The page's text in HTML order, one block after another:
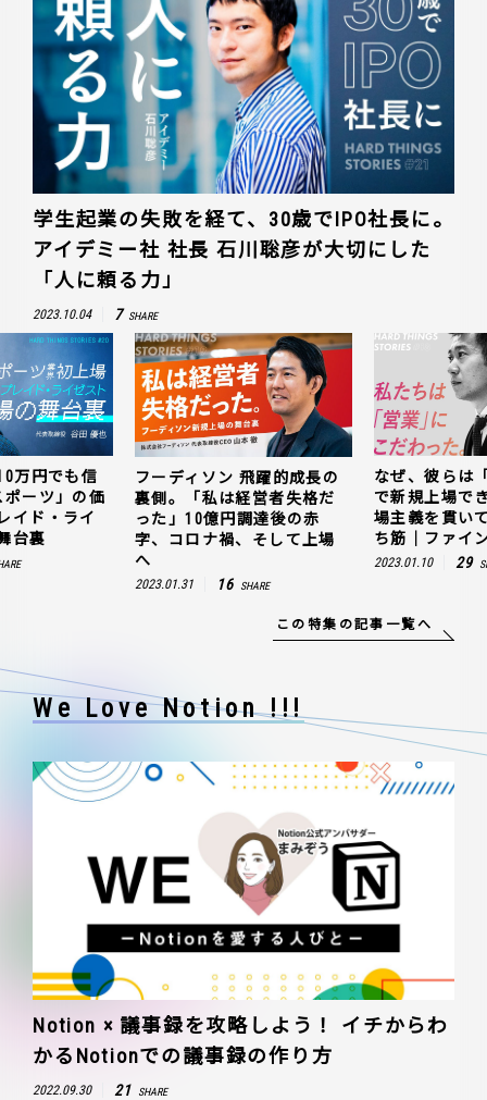
学生起業の失敗を経て、30歳でIPO社長に。
アイデミー社 社長 石川聡彦が大切にした
「人に頼る力」
2023.10.04 7 SHARE
万円でも信
ーツ」の価
イド・ライ
台裏
フーディソン 飛躍的成長の
裏側。「私は経営者失格だ
った」10億円調達後の赤
字、コロナ禍、そして上場
へ
2023.01.31 16 SHARE
なぜ、彼らは
で新規上場で
場主義を貫い
ち筋｜ファイ
2023.01.10 29
この特集の記事一覧へ
We Love Notion !!!
Notion × 議事録を攻略しよう！ イチからわ
かるNotionでの議事録の作り方
2022.09.30 21 SHARE